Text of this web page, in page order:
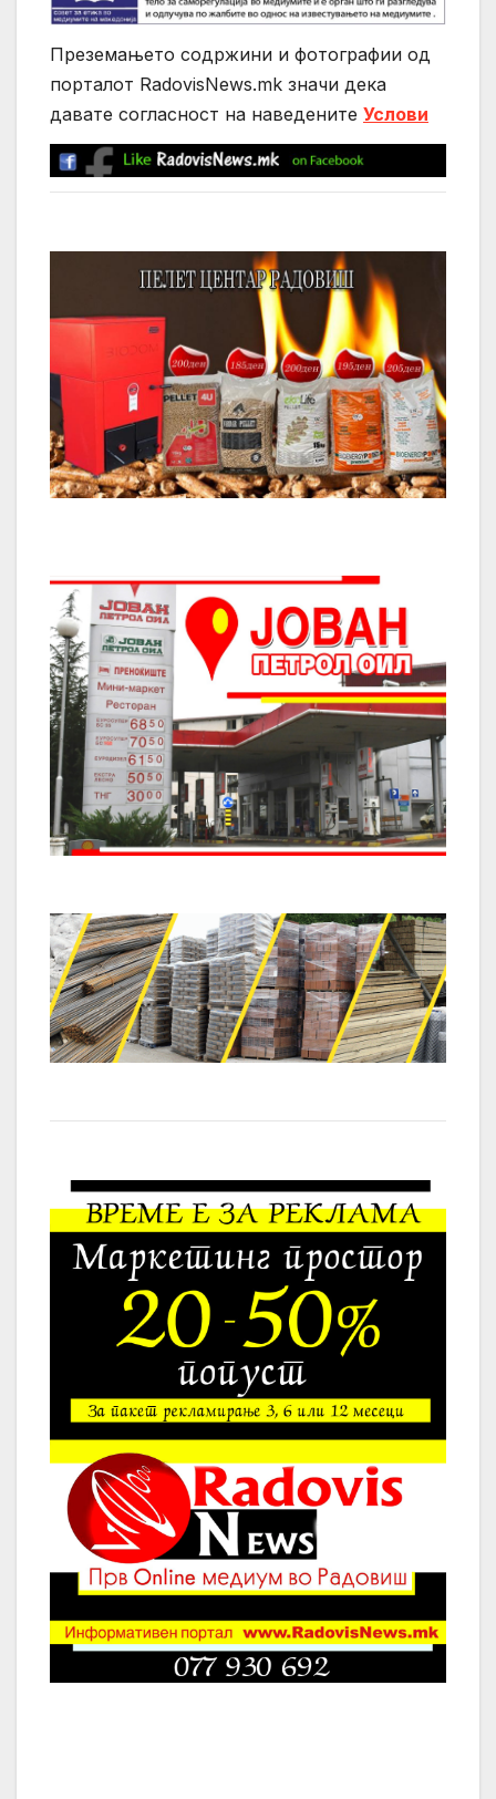
Преземањето содржини и фотографии од
порталот RadovisNews.mk значи дека
давате согласност на нaведените Услови